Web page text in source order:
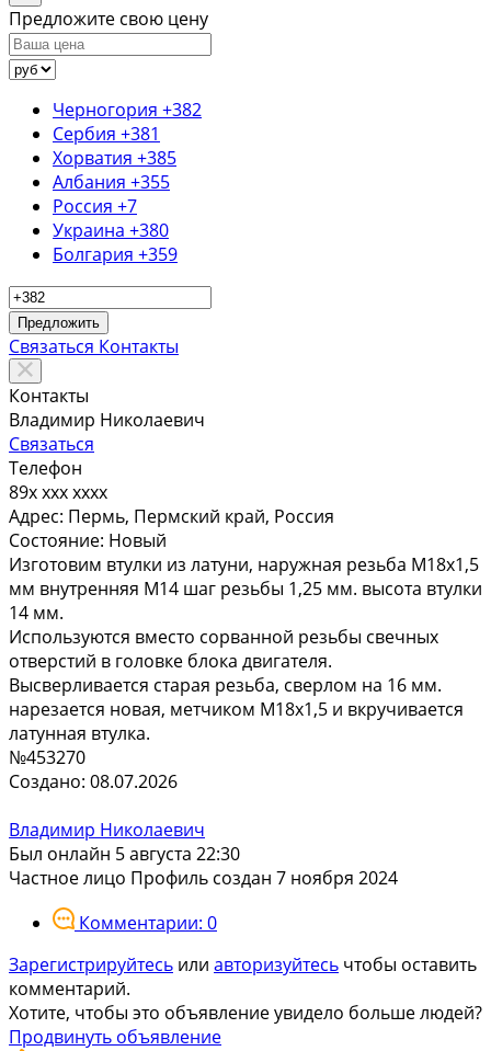
Предложите свою цену
Черногория +382
Сербия +381
Хорватия +385
Албания +355
Россия +7
Украина +380
Болгария +359
Предложить
Связаться Контакты
Контакты
Владимир Николаевич
Связаться
Телефон
89x xxx xxxx
Адрес: Пермь, Пермский край, Россия
Состояние: Новый
Изготовим втулки из латуни, наружная резьба М18х1,5
мм внутренняя М14 шаг резьбы 1,25 мм. высота втулки
14 мм.
Используются вместо сорванной резьбы свечных
отверстий в головке блока двигателя.
Высверливается старая резьба, сверлом на 16 мм.
нарезается новая, метчиком М18х1,5 и вкручивается
латунная втулка.
№453270
Создано: 08.07.2026
Владимир Николаевич
Был онлайн 5 августа 22:30
Частное лицо Профиль создан 7 ноября 2024
Комментарии: 0
Зарегистрируйтесь или авторизуйтесь чтобы оставить
комментарий.
Хотите, чтобы это объявление увидело больше людей?
Продвинуть объявление